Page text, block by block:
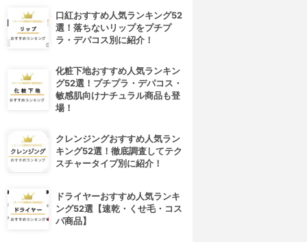
口紅おすすめ人気ランキング52
選！落ちないリップをプチプ
ラ・デパコス別に紹介！
化粧下地おすすめ人気ランキン
グ52選！プチプラ・デパコス・
敏感肌向けナチュラル商品も登
場！
クレンジングおすすめ人気ラン
キング52選！徹底調査してテク
スチャータイプ別に紹介！
ドライヤーおすすめ人気ランキ
ング52選【速乾・くせ毛・コス
パ商品】